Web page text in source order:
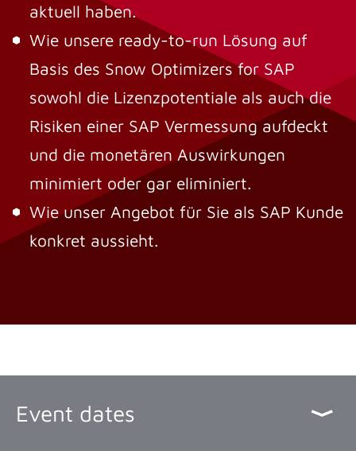
aktuell haben.
Wie unsere ready-to-run Lösung auf
Basis des Snow Optimizers for SAP
sowohl die Lizenzpotentiale als auch die
Risiken einer SAP Vermessung aufdeckt
und die monetären Auswirkungen
minimiert oder gar eliminiert.
Wie unser Angebot für Sie als SAP Kunde
konkret aussieht.
Event dates